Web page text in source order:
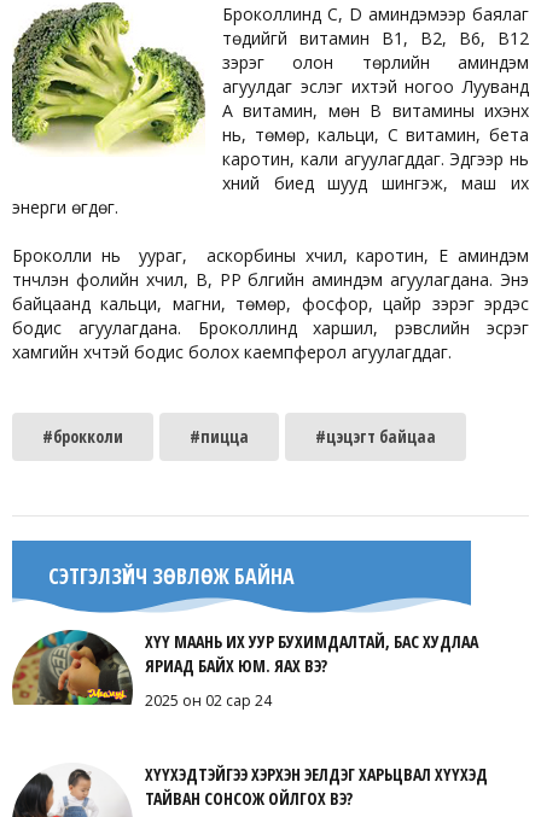
Броколлинд С, D аминдэмээр баялаг
төдийгүй витамин В1, В2, В6, В12
зэрэг олон төрлийн аминдэм
агуулдаг эслэг ихтэй ногоо Лууванд
А витамин, мөн В витамины ихэнх
нь, төмөр, кальци, С витамин, бета
каротин, кали агуулагддаг. Эдгээр нь
хүний биед шууд шингэж, маш их
энерги өгдөг.
Броколли нь уураг, аскорбины хүчил, каротин, Е аминдэм
түүнчлэн фолийн хүчил, В, РР бүлгийн аминдэм агуулагдана. Энэ
байцаанд кальци, магни, төмөр, фосфор, цайр зэрэг эрдэс
бодис агуулагдана. Броколлинд харшил, үрэвслийн эсрэг
хамгийн хүчтэй бодис болох каемпферол агуулагддаг.
#брокколи #пицца #цэцэгт байцаа
СЭТГЭЛЗҮЙЧ ЗӨВЛӨЖ БАЙНА
ХҮҮ МААНЬ ИХ УУР БУХИМДАЛТАЙ, БАС ХУДЛАА
ЯРИАД БАЙХ ЮМ. ЯАХ ВЭ?
2025 он 02 сар 24
ХҮҮХЭДТЭЙГЭЭ ХЭРХЭН ЭЕЛДЭГ ХАРЬЦВАЛ ХҮҮХЭД
ТАЙВАН СОНСОЖ ОЙЛГОХ ВЭ?